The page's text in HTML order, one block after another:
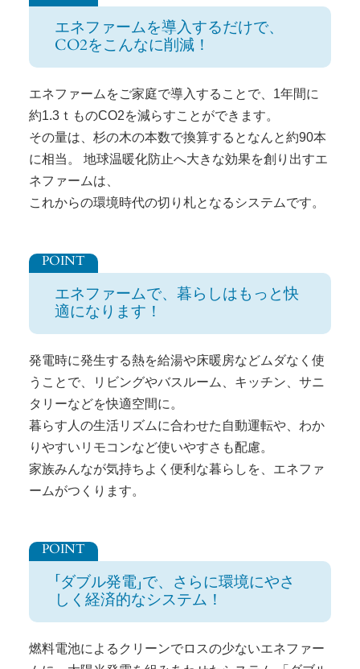
エネファームを導入するだけで、
CO2をこんなに削減！
エネファームをご家庭で導入することで、1年間に
約1.3ｔものCO2を減らすことができます。
その量は、杉の木の本数で換算するとなんと約90本
に相当。 地球温暖化防止へ大きな効果を創り出すエ
ネファームは、
これからの環境時代の切り札となるシステムです。
エネファームで、暮らしはもっと快
適になります！
発電時に発生する熱を給湯や床暖房などムダなく使
うことで、リビングやバスルーム、キッチン、サニ
タリーなどを快適空間に。
暮らす人の生活リズムに合わせた自動運転や、わか
りやすいリモコンなど使いやすさも配慮。
家族みんなが気持ちよく便利な暮らしを、エネファ
ームがつくります。
「ダブル発電」で、さらに環境にやさ
しく経済的なシステム！
燃料電池によるクリーンでロスの少ないエネファー